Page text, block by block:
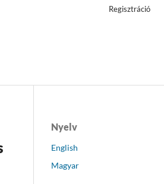
Regisztráció
Nyelv
English
Magyar